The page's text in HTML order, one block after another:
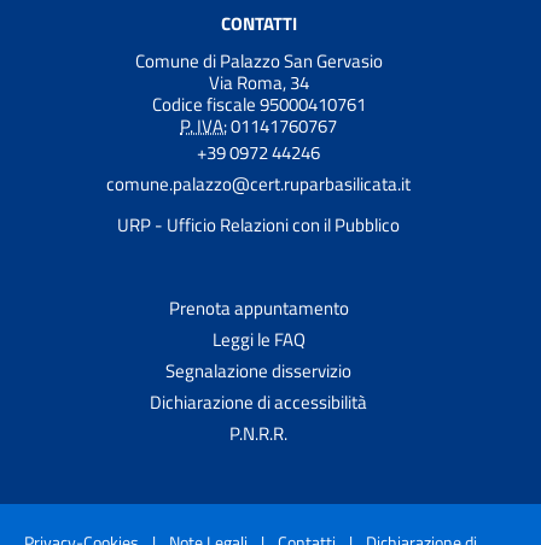
CONTATTI
Comune di Palazzo San Gervasio
Via Roma, 34
Codice fiscale 95000410761
P. IVA:01141760767
+39 0972 44246
comune.palazzo@cert.ruparbasilicata.it
URP - Ufficio Relazioni con il Pubblico
Prenota appuntamento
Leggi le FAQ
Segnalazione disservizio
Dichiarazione di accessibilità
P.N.R.R.